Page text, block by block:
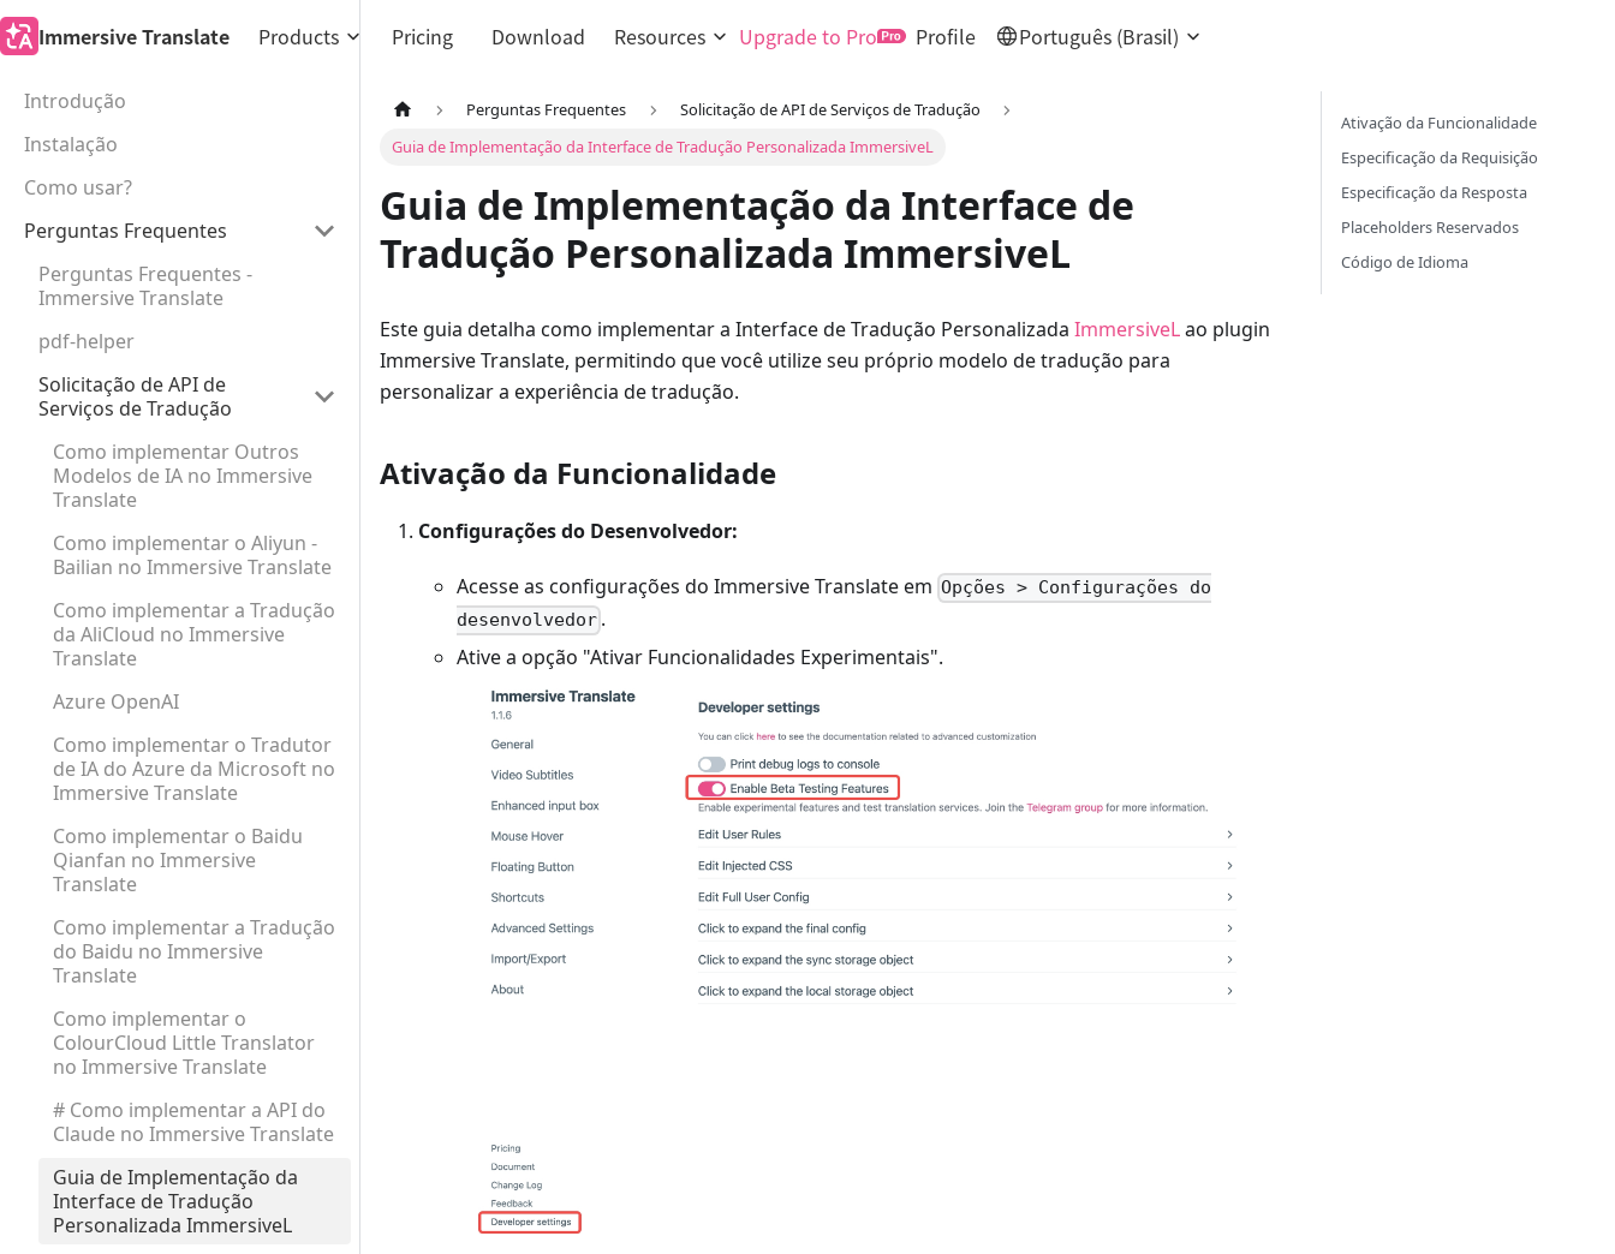
Immersive Translate Products Pricing Download Resources Upgrade to Pro Profile Português (Brasil)
Introdução
Instalação
Como usar?
Perguntas Frequentes
Perguntas Frequentes -
Immersive Translate
pdf-helper
Solicitação de API de
Serviços de Tradução
Como implementar Outros
Modelos de IA no Immersive
Translate
Como implementar o Aliyun -
Bailian no Immersive Translate
Como implementar a Tradução
da AliCloud no Immersive
Translate
Azure OpenAI
Como implementar o Tradutor
de IA do Azure da Microsoft no
Immersive Translate
Como implementar o Baidu
Qianfan no Immersive
Translate
Como implementar a Tradução
do Baidu no Immersive
Translate
Como implementar o
ColourCloud Little Translator
no Immersive Translate
# Como implementar a API do
Claude no Immersive Translate
Guia de Implementação da
Interface de Tradução
Personalizada ImmersiveL
Perguntas Frequentes
Solicitação de API de Serviços de Tradução
Guia de Implementação da Interface de Tradução Personalizada ImmersiveL
Guia de Implementação da Interface de
Tradução Personalizada ImmersiveL
Este guia detalha como implementar a Interface de Tradução Personalizada ImmersiveLao plugin
Immersive Translate, permitindo que você utilize seu próprio modelo de tradução para
personalizar a experiência de tradução.
Ativação da Funcionalidade
Configurações do Desenvolvedor:
Acesse as configurações do Immersive Translate em Opções > Configurações do
desenvolvedor .
Ative a opção "Ativar Funcionalidades Experimentais".
Ativação da Funcionalidade
Especificação da Requisição
Especificação da Resposta
Placeholders Reservados
Código de Idioma